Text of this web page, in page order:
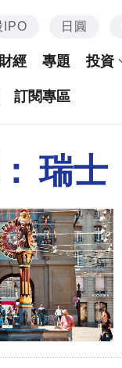
IPO 日圓
經 專題 投資
訂閱專區
瑞士